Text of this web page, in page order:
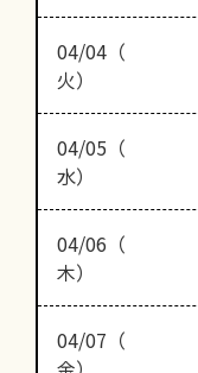
04/04（
火）
04/05（
水）
04/06（
木）
04/07（